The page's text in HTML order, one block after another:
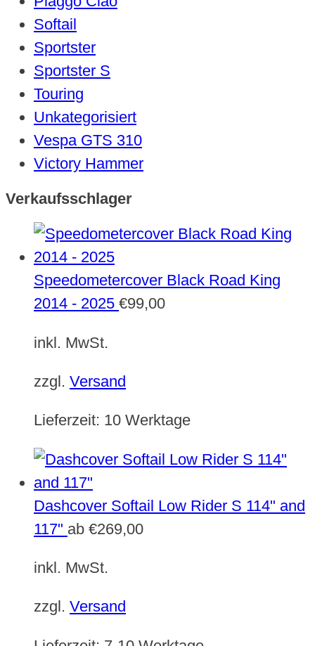
Softail
Sportster
Sportster S
Touring
Unkategorisiert
Vespa GTS 310
Victory Hammer
Verkaufsschlager
Speedometercover Black Road King
2014 - 2025 €99,00
inkl. MwSt.
zzgl. Versand
Lieferzeit: 10 Werktage
Dashcover Softail Low Rider S 114" and
117" ab €269,00
inkl. MwSt.
zzgl. Versand